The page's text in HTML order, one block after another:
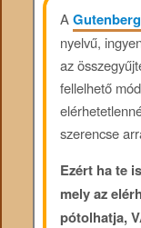
A
nyelvű,
az
fellelhető
szerencse
Ezért ha te
mely az
pótolhatja,